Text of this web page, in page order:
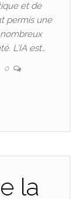
et de
permis une
L’IA est…
0
la